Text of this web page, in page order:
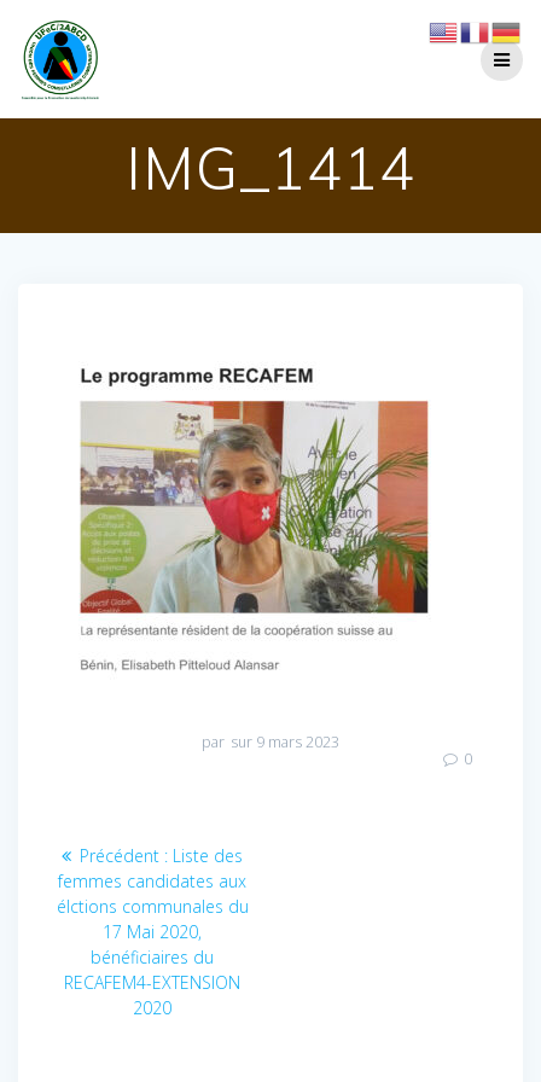
IMG_1414
par sur 9 mars 2023
0
Navigation
de
l’article
Précédent : Article
précédent
:
Liste des
femmes candidates aux
élctions communales du
17 Mai 2020,
bénéficiaires du
RECAFEM4-EXTENSION
2020